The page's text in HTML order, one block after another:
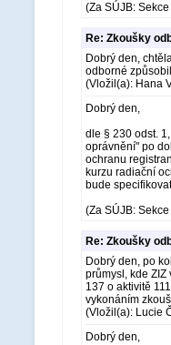
(Za SÚJB:
Re: Zkoušky
Dobrý den,
odborné
(Vložil(a): Hana
Dobrý den,
dle § 230 odst.
oprávnění" po
ochranu
kurzu radiační
bude
(Za SÚJB:
Re: Zkoušky
Dobrý den, po
průmysl, kde
137 o aktivitě
vykonáním
(Vložil(a): Lucie
Dobrý den,